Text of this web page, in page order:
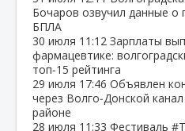
Бочаров озвучил данные о
БПЛА
30 июля 11:12 Зарплаты
фармацевтике:
топ‑15 рейтинга
29 июля 17:46 Объявлен
через Волго‑Донской
районе
28 июля 11:33 Фестиваль